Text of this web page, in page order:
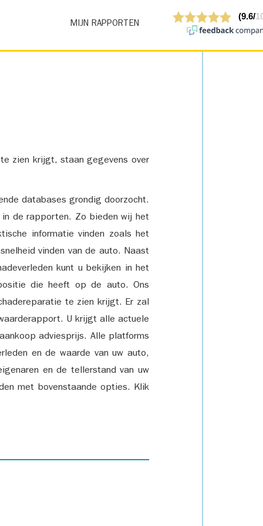
MIJN RAPPORTEN
zien krijgt, staan gegevens over
databases grondig doorzocht.
de rapporten. Zo bieden wij het
informatie vinden zoals het
vinden van de auto. Naast
kunt u bekijken in het
die heeft op de auto. Ons
te zien krijgt. Er zal
U krijgt alle actuele
adviesprijs. Alle platforms
en de waarde van uw auto,
en de tellerstand van uw
met bovenstaande opties. Klik